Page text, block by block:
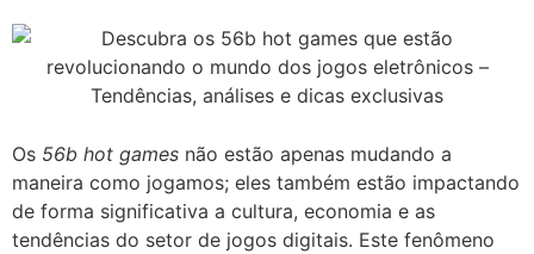
Os 56b hot games não estão apenas mudando a
maneira como jogamos; eles também estão impactando
de forma significativa a cultura, economia e as
tendências do setor de jogos digitais. Este fenômeno